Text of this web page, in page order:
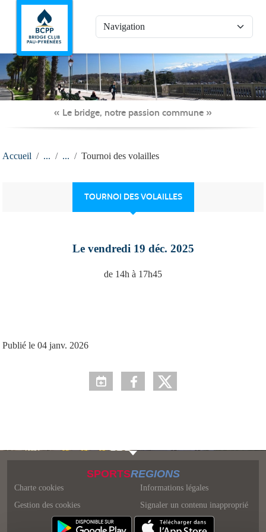
« Le bridge, notre passion commune »
Accueil Tournoi des volailles
TOURNOI DES VOLAILLES
Le vendredi 19 déc. 2025
de 14h à 17h45
Publié le 04 janv. 2026
SPORTSREGIONS
Charte cookies
Gestion des cookies
Informations légales
Signaler un contenu inapproprié
Panneau de gestion des cookies